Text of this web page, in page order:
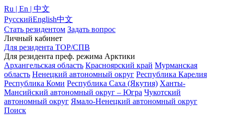
Ru | En | 中文
РусскийEnglish中文
Стать резидентом Задать вопрос
Личный кабинет
Для резидента ТОР/СПВ
Для резидента преф. режима Арктики
Архангельская область Красноярский край Мурманская
область Ненецкий автономный округ Республика Карелия
Республика Коми Республика Саха (Якутия) Ханты-
Мансийский автономный округ – Югра Чукотский
автономный округ Ямало-Ненецкий автономный округ
Поиск